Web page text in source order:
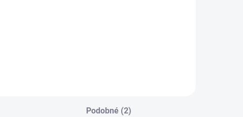
Podobné (2)